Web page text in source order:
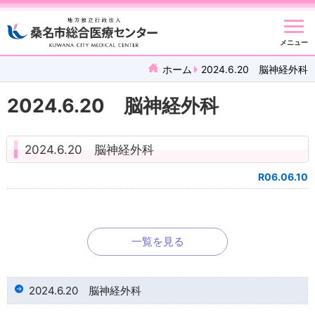
メニュー
ホーム 2024.6.20 脳神経外科
2024.6.20 脳神経外科
2024.6.20 脳神経外科
R06.06.10
一覧を見る
2024.6.20 脳神経外科